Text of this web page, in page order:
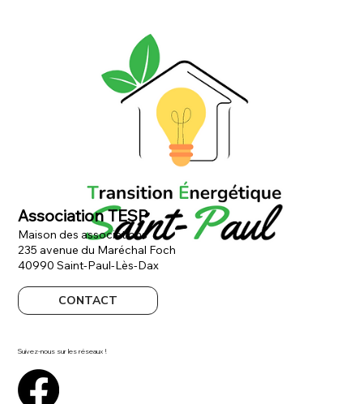
Association TESP
Maison des associations
235 avenue du Maréchal Foch
40990 Saint-Paul-Lès-Dax
CONTACT
Suivez-nous sur les réseaux !